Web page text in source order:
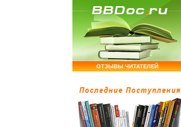
ОТЗЫВЫ ЧИТАТЕЛЕЙ